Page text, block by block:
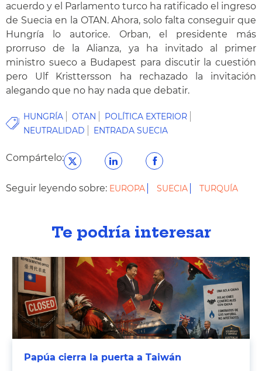
acuerdo y el Parlamento turco ha ratificado el ingreso
de Suecia en la OTAN. Ahora, solo falta conseguir que
Hungría lo autorice. Orban, el presidente más
prorruso de la Alianza, ya ha invitado al primer
ministro sueco a Budapest para discutir la cuestión
pero Ulf Kristtersson ha rechazado la invitación
alegando que no hay nada que debatir.
HUNGRÍA OTAN
POLÍTICA EXTERIOR
NEUTRALIDAD
ENTRADA SUECIA
Compártelo:
Seguir leyendo sobre: EUROPA SUECIA TURQUÍA
Te podría interesar
Papúa cierra la puerta a Taiwán